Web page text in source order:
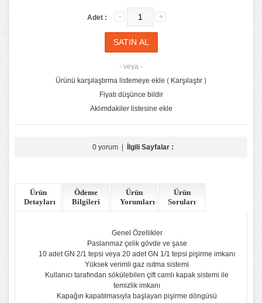
Adet :
- veya -
Ürünü karşılaştırma listemeye ekle ( Karşılaştır )
Fiyatı düşünce bildir
Aklımdakiler listesine ekle
0 yorum| İlgili Sayfalar :
Ürün
Detayları
Ödeme
Bilgileri
Ürün
Yorumları
Ürün
Soruları
Genel Özellikler
​Paslanmaz çelik gövde ve şase
​10 adet GN 2/1 tepsi veya 20 adet GN 1/1 tepsi pişirme imkanı
​Yüksek verimli gaz ısıtma sistemi
​Kullanıcı tarafından sökülebilen çift camlı kapak sistemi ile
temizlik imkanı
​Kapağın kapatılmasıyla başlayan pişirme döngüsü